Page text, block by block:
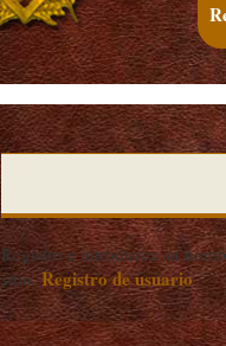
Registro e introduzca su
sitio.Registro de usuario